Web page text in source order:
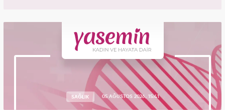
SAĞLIK 05 AĞUSTOS 2026, 15:41